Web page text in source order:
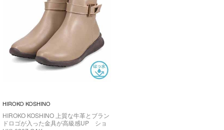
HIROKO KOSHINO
HIROKO KOSHINO 上質な牛革とブラン
ドロゴが入った金具が高級感UP ショ